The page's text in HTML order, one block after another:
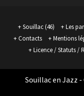
Souillac (46) Les
Contacts
Mentions
Licence / Statuts /
Souillac en Jazz